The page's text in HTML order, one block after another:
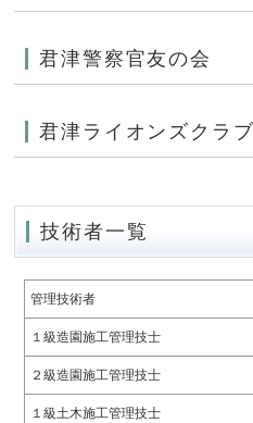
君津警察官友の会
君津ライオンズクラブ
技術者一覧
管理技術者
１級造園施工管理技士
２級造園施工管理技士
１級土木施工管理技士